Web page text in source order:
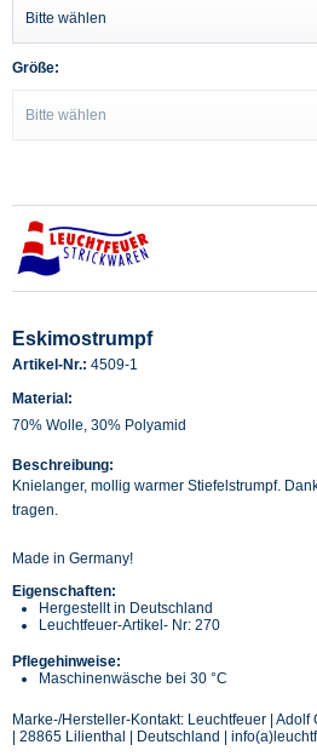
Größe:
Eskimostrumpf
Artikel-Nr.: 4509-1
Material:
70% Wolle, 30% Polyamid
Beschreibung:
Knielanger, mollig warmer Stiefelstrumpf.
tragen.
Made in Germany!
Eigenschaften:
Hergestellt in Deutschland
Leuchtfeuer-Artikel- Nr: 270
Pflegehinweise:
Maschinenwäsche bei 30 °C
Marke-/Hersteller-Kontakt: Leuchtfeuer |
| 28865 Lilienthal | Deutschland |